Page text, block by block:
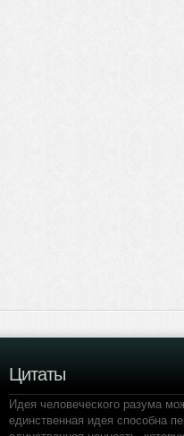
Цитаты
Идея человеческого разума
единственная идея способна